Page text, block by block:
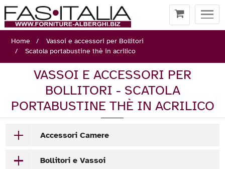
Home
Vassoi e accessori per Bollitori
Scatola portabustine thè in acrilico
VASSOI E ACCESSORI PER
BOLLITORI - SCATOLA
PORTABUSTINE THÈ IN ACRILICO
Accessori Camere
Bollitori e Vassoi